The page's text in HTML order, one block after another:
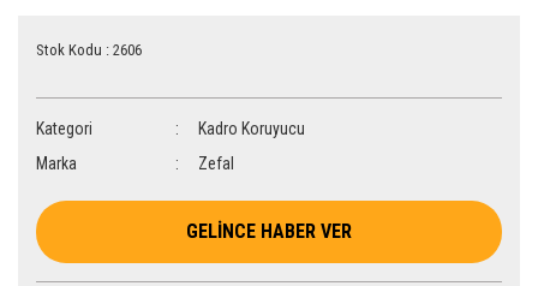
Stok Kodu : 2606
Kategori
Kadro Koruyucu
Marka
Zefal
GELİNCE HABER VER